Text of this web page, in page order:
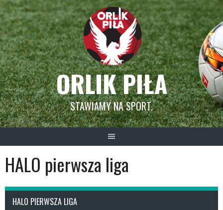
Skip
to
content
ORLIK PIŁA
STAWIAMY NA SPORT.
HALO pierwsza liga
HALO PIERWSZA LIGA